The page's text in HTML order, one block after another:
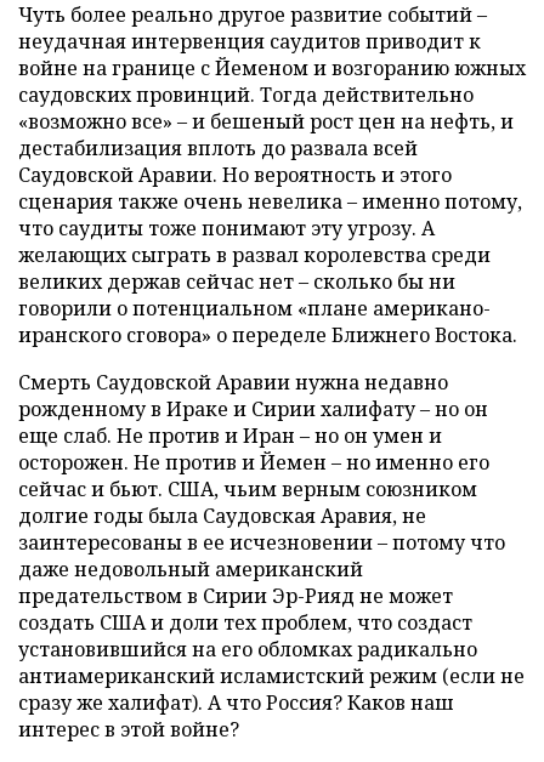
Чуть более реально другое развитие событий –
неудачная интервенция саудитов приводит к
войне на границе с Йеменом и возгоранию южных
саудовских провинций. Тогда действительно
«возможно все» – и бешеный рост цен на нефть, и
дестабилизация вплоть до развала всей
Саудовской Аравии. Но вероятность и этого
сценария также очень невелика – именно потому,
что саудиты тоже понимают эту угрозу. А
желающих сыграть в развал королевства среди
великих держав сейчас нет – сколько бы ни
говорили о потенциальном «плане американо-
иранского сговора» о переделе Ближнего Востока.
Смерть Саудовской Аравии нужна недавно
рожденному в Ираке и Сирии халифату – но он
еще слаб. Не против и Иран – но он умен и
осторожен. Не против и Йемен – но именно его
сейчас и бьют. США, чьим верным союзником
долгие годы была Саудовская Аравия, не
заинтересованы в ее исчезновении – потому что
даже недовольный американский
предательством в Сирии Эр-Рияд не может
создать США и доли тех проблем, что создаст
установившийся на его обломках радикально
антиамериканский исламистский режим (если не
сразу же халифат). А что Россия? Каков наш
интерес в этой войне?